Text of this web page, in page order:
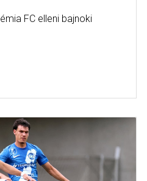
FC elleni bajnoki